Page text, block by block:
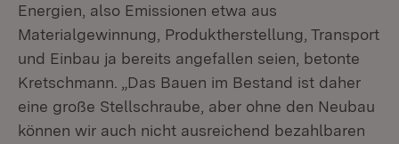
Energien, also Emissionen etwa aus
Materialgewinnung, Produktherstellung, Transport
und Einbau ja bereits angefallen seien, betonte
Kretschmann. „Das Bauen im Bestand ist daher
eine große Stellschraube, aber ohne den Neubau
können wir auch nicht ausreichend bezahlbaren